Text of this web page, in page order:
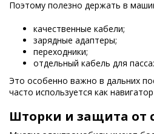
Поэтому полезно держать в
качественные кабели;
зарядные адаптеры;
переходники;
отдельный кабель для
Это особенно важно в дальних
часто используется как
Шторки и защита от